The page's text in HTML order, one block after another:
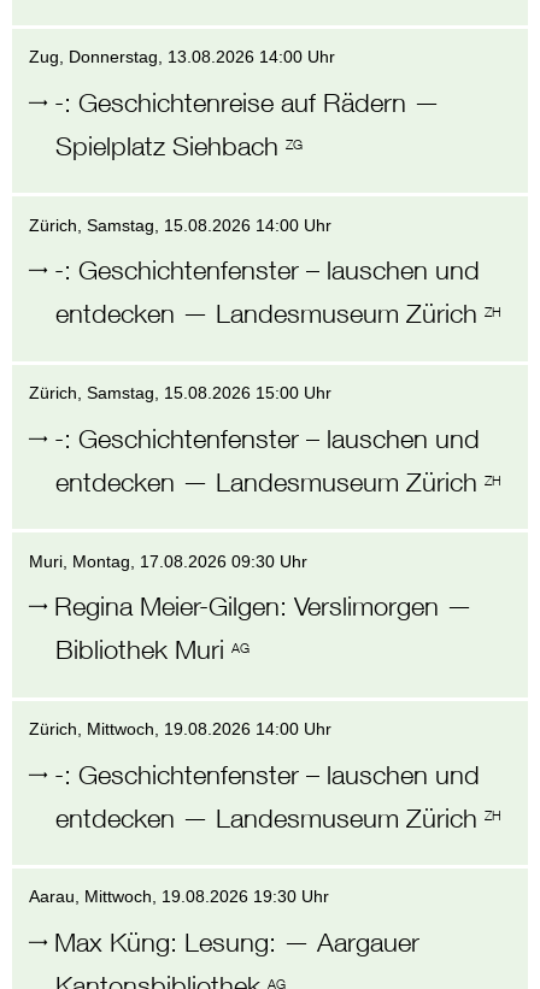
Zug, Donnerstag, 13.08.2026 14:00 Uhr
-:Geschichtenreise auf Rädern —
Spielplatz Siehbach ZG
Zürich , Samstag, 15.08.2026 14:00 Uhr
-:Geschichtenfenster – lauschen und
entdecken — Landesmuseum Zürich ZH
Zürich , Samstag, 15.08.2026 15:00 Uhr
-:Geschichtenfenster – lauschen und
entdecken — Landesmuseum Zürich ZH
Muri , Montag, 17.08.2026 09:30 Uhr
Regina Meier-Gilgen:Verslimorgen —
Bibliothek Muri AG
Zürich , Mittwoch, 19.08.2026 14:00 Uhr
-:Geschichtenfenster – lauschen und
entdecken — Landesmuseum Zürich ZH
Aarau, Mittwoch, 19.08.2026 19:30 Uhr
Max Küng: Lesung: —Aargauer
AG